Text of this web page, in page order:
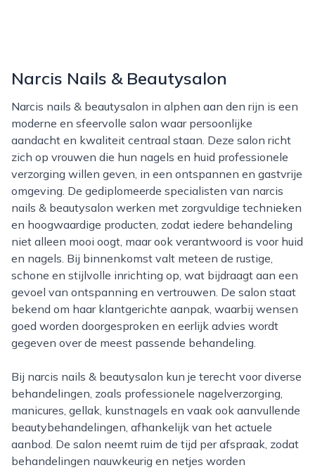
Narcis Nails & Beautysalon
Narcis nails & beautysalon in alphen aan den rijn is een
moderne en sfeervolle salon waar persoonlijke
aandacht en kwaliteit centraal staan. Deze salon richt
zich op vrouwen die hun nagels en huid professionele
verzorging willen geven, in een ontspannen en gastvrije
omgeving. De gediplomeerde specialisten van narcis
nails & beautysalon werken met zorgvuldige technieken
en hoogwaardige producten, zodat iedere behandeling
niet alleen mooi oogt, maar ook verantwoord is voor huid
en nagels. Bij binnenkomst valt meteen de rustige,
schone en stijlvolle inrichting op, wat bijdraagt aan een
gevoel van ontspanning en vertrouwen. De salon staat
bekend om haar klantgerichte aanpak, waarbij wensen
goed worden doorgesproken en eerlijk advies wordt
gegeven over de meest passende behandeling.
Bij narcis nails & beautysalon kun je terecht voor diverse
behandelingen, zoals professionele nagelverzorging,
manicures, gellak, kunstnagels en vaak ook aanvullende
beautybehandelingen, afhankelijk van het actuele
aanbod. De salon neemt ruim de tijd per afspraak, zodat
behandelingen nauwkeurig en netjes worden